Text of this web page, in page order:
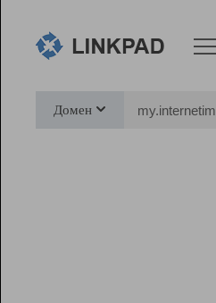
Домен